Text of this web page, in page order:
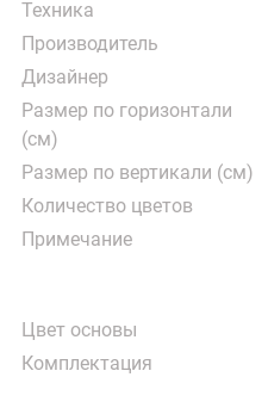
Техника
Производитель
Дизайнер
Размер по горизонтали
(см)
Размер по вертикали (см)
Количество цветов
Примечание
Цвет основы
Комплектация